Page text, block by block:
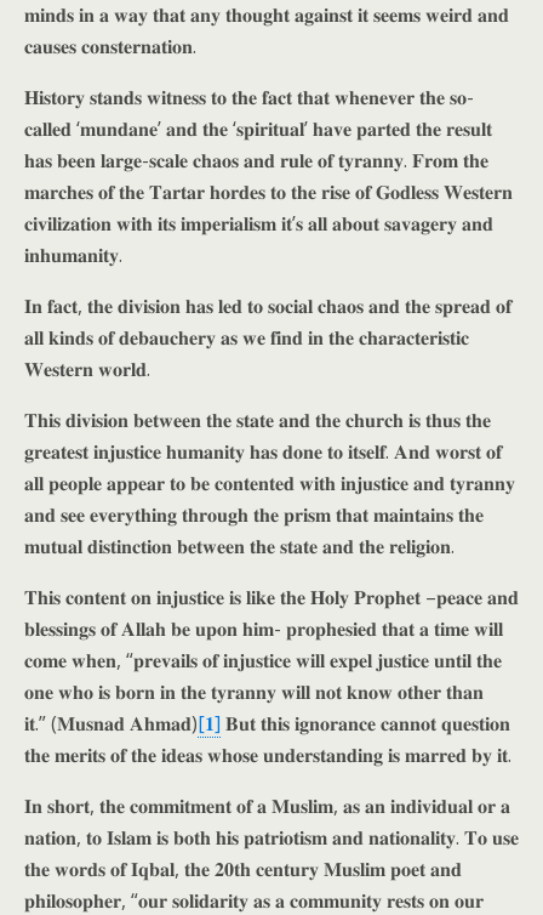
𝐦𝐢𝐧𝐝𝐬 𝐢𝐧 𝐚 𝐰𝐚𝐲 𝐭𝐡𝐚𝐭 𝐚𝐧𝐲 𝐭𝐡𝐨𝐮𝐠𝐡𝐭 𝐚𝐠𝐚𝐢𝐧𝐬𝐭 𝐢𝐭 𝐬𝐞𝐞𝐦𝐬 𝐰𝐞𝐢𝐫𝐝 𝐚𝐧𝐝
𝐜𝐚𝐮𝐬𝐞𝐬 𝐜𝐨𝐧𝐬𝐭𝐞𝐫𝐧𝐚𝐭𝐢𝐨𝐧.
𝐇𝐢𝐬𝐭𝐨𝐫𝐲 𝐬𝐭𝐚𝐧𝐝𝐬 𝐰𝐢𝐭𝐧𝐞𝐬𝐬 𝐭𝐨 𝐭𝐡𝐞 𝐟𝐚𝐜𝐭 𝐭𝐡𝐚𝐭 𝐰𝐡𝐞𝐧𝐞𝐯𝐞𝐫 𝐭𝐡𝐞 𝐬𝐨-
𝐜𝐚𝐥𝐥𝐞𝐝 ‘𝐦𝐮𝐧𝐝𝐚𝐧𝐞’ 𝐚𝐧𝐝 𝐭𝐡𝐞 ‘𝐬𝐩𝐢𝐫𝐢𝐭𝐮𝐚𝐥’ 𝐡𝐚𝐯𝐞 𝐩𝐚𝐫𝐭𝐞𝐝 𝐭𝐡𝐞 𝐫𝐞𝐬𝐮𝐥𝐭
𝐡𝐚𝐬 𝐛𝐞𝐞𝐧 𝐥𝐚𝐫𝐠𝐞-𝐬𝐜𝐚𝐥𝐞 𝐜𝐡𝐚𝐨𝐬 𝐚𝐧𝐝 𝐫𝐮𝐥𝐞 𝐨𝐟 𝐭𝐲𝐫𝐚𝐧𝐧𝐲. 𝐅𝐫𝐨𝐦 𝐭𝐡𝐞
𝐦𝐚𝐫𝐜𝐡𝐞𝐬 𝐨𝐟 𝐭𝐡𝐞 𝐓𝐚𝐫𝐭𝐚𝐫 𝐡𝐨𝐫𝐝𝐞𝐬 𝐭𝐨 𝐭𝐡𝐞 𝐫𝐢𝐬𝐞 𝐨𝐟 𝐆𝐨𝐝𝐥𝐞𝐬𝐬 𝐖𝐞𝐬𝐭𝐞𝐫𝐧
𝐜𝐢𝐯𝐢𝐥𝐢𝐳𝐚𝐭𝐢𝐨𝐧 𝐰𝐢𝐭𝐡 𝐢𝐭𝐬 𝐢𝐦𝐩𝐞𝐫𝐢𝐚𝐥𝐢𝐬𝐦 𝐢𝐭’𝐬 𝐚𝐥𝐥 𝐚𝐛𝐨𝐮𝐭 𝐬𝐚𝐯𝐚𝐠𝐞𝐫𝐲 𝐚𝐧𝐝
𝐢𝐧𝐡𝐮𝐦𝐚𝐧𝐢𝐭𝐲.
𝐈𝐧 𝐟𝐚𝐜𝐭, 𝐭𝐡𝐞 𝐝𝐢𝐯𝐢𝐬𝐢𝐨𝐧 𝐡𝐚𝐬 𝐥𝐞𝐝 𝐭𝐨 𝐬𝐨𝐜𝐢𝐚𝐥 𝐜𝐡𝐚𝐨𝐬 𝐚𝐧𝐝 𝐭𝐡𝐞 𝐬𝐩𝐫𝐞𝐚𝐝 𝐨𝐟
𝐚𝐥𝐥 𝐤𝐢𝐧𝐝𝐬 𝐨𝐟 𝐝𝐞𝐛𝐚𝐮𝐜𝐡𝐞𝐫𝐲 𝐚𝐬 𝐰𝐞 𝐟𝐢𝐧𝐝 𝐢𝐧 𝐭𝐡𝐞 𝐜𝐡𝐚𝐫𝐚𝐜𝐭𝐞𝐫𝐢𝐬𝐭𝐢𝐜
𝐖𝐞𝐬𝐭𝐞𝐫𝐧 𝐰𝐨𝐫𝐥𝐝.
𝐓𝐡𝐢𝐬 𝐝𝐢𝐯𝐢𝐬𝐢𝐨𝐧 𝐛𝐞𝐭𝐰𝐞𝐞𝐧 𝐭𝐡𝐞 𝐬𝐭𝐚𝐭𝐞 𝐚𝐧𝐝 𝐭𝐡𝐞 𝐜𝐡𝐮𝐫𝐜𝐡 𝐢𝐬 𝐭𝐡𝐮𝐬 𝐭𝐡𝐞
𝐠𝐫𝐞𝐚𝐭𝐞𝐬𝐭 𝐢𝐧𝐣𝐮𝐬𝐭𝐢𝐜𝐞 𝐡𝐮𝐦𝐚𝐧𝐢𝐭𝐲 𝐡𝐚𝐬 𝐝𝐨𝐧𝐞 𝐭𝐨 𝐢𝐭𝐬𝐞𝐥𝐟. 𝐀𝐧𝐝 𝐰𝐨𝐫𝐬𝐭 𝐨𝐟
𝐚𝐥𝐥 𝐩𝐞𝐨𝐩𝐥𝐞 𝐚𝐩𝐩𝐞𝐚𝐫 𝐭𝐨 𝐛𝐞 𝐜𝐨𝐧𝐭𝐞𝐧𝐭𝐞𝐝 𝐰𝐢𝐭𝐡 𝐢𝐧𝐣𝐮𝐬𝐭𝐢𝐜𝐞 𝐚𝐧𝐝 𝐭𝐲𝐫𝐚𝐧𝐧𝐲
𝐚𝐧𝐝 𝐬𝐞𝐞 𝐞𝐯𝐞𝐫𝐲𝐭𝐡𝐢𝐧𝐠 𝐭𝐡𝐫𝐨𝐮𝐠𝐡 𝐭𝐡𝐞 𝐩𝐫𝐢𝐬𝐦 𝐭𝐡𝐚𝐭 𝐦𝐚𝐢𝐧𝐭𝐚𝐢𝐧𝐬 𝐭𝐡𝐞
𝐦𝐮𝐭𝐮𝐚𝐥 𝐝𝐢𝐬𝐭𝐢𝐧𝐜𝐭𝐢𝐨𝐧 𝐛𝐞𝐭𝐰𝐞𝐞𝐧 𝐭𝐡𝐞 𝐬𝐭𝐚𝐭𝐞 𝐚𝐧𝐝 𝐭𝐡𝐞 𝐫𝐞𝐥𝐢𝐠𝐢𝐨𝐧.
𝐓𝐡𝐢𝐬 𝐜𝐨𝐧𝐭𝐞𝐧𝐭 𝐨𝐧 𝐢𝐧𝐣𝐮𝐬𝐭𝐢𝐜𝐞 𝐢𝐬 𝐥𝐢𝐤𝐞 𝐭𝐡𝐞 𝐇𝐨𝐥𝐲 𝐏𝐫𝐨𝐩𝐡𝐞𝐭 –𝐩𝐞𝐚𝐜𝐞 𝐚𝐧𝐝
𝐛𝐥𝐞𝐬𝐬𝐢𝐧𝐠𝐬 𝐨𝐟 𝐀𝐥𝐥𝐚𝐡 𝐛𝐞 𝐮𝐩𝐨𝐧 𝐡𝐢𝐦- 𝐩𝐫𝐨𝐩𝐡𝐞𝐬𝐢𝐞𝐝 𝐭𝐡𝐚𝐭 𝐚 𝐭𝐢𝐦𝐞 𝐰𝐢𝐥𝐥
𝐜𝐨𝐦𝐞 𝐰𝐡𝐞𝐧, “𝐩𝐫𝐞𝐯𝐚𝐢𝐥𝐬 𝐨𝐟 𝐢𝐧𝐣𝐮𝐬𝐭𝐢𝐜𝐞 𝐰𝐢𝐥𝐥 𝐞𝐱𝐩𝐞𝐥 𝐣𝐮𝐬𝐭𝐢𝐜𝐞 𝐮𝐧𝐭𝐢𝐥 𝐭𝐡𝐞
𝐨𝐧𝐞 𝐰𝐡𝐨 𝐢𝐬 𝐛𝐨𝐫𝐧 𝐢𝐧 𝐭𝐡𝐞 𝐭𝐲𝐫𝐚𝐧𝐧𝐲 𝐰𝐢𝐥𝐥 𝐧𝐨𝐭 𝐤𝐧𝐨𝐰 𝐨𝐭𝐡𝐞𝐫 𝐭𝐡𝐚𝐧
𝐢𝐭.” (𝐌𝐮𝐬𝐧𝐚𝐝 𝐀𝐡𝐦𝐚𝐝)[𝟏] 𝐁𝐮𝐭 𝐭𝐡𝐢𝐬 𝐢𝐠𝐧𝐨𝐫𝐚𝐧𝐜𝐞 𝐜𝐚𝐧𝐧𝐨𝐭 𝐪𝐮𝐞𝐬𝐭𝐢𝐨𝐧
𝐭𝐡𝐞 𝐦𝐞𝐫𝐢𝐭𝐬 𝐨𝐟 𝐭𝐡𝐞 𝐢𝐝𝐞𝐚𝐬 𝐰𝐡𝐨𝐬𝐞 𝐮𝐧𝐝𝐞𝐫𝐬𝐭𝐚𝐧𝐝𝐢𝐧𝐠 𝐢𝐬 𝐦𝐚𝐫𝐫𝐞𝐝 𝐛𝐲 𝐢𝐭.
𝐈𝐧 𝐬𝐡𝐨𝐫𝐭, 𝐭𝐡𝐞 𝐜𝐨𝐦𝐦𝐢𝐭𝐦𝐞𝐧𝐭 𝐨𝐟 𝐚 𝐌𝐮𝐬𝐥𝐢𝐦, 𝐚𝐬 𝐚𝐧 𝐢𝐧𝐝𝐢𝐯𝐢𝐝𝐮𝐚𝐥 𝐨𝐫 𝐚
𝐧𝐚𝐭𝐢𝐨𝐧, 𝐭𝐨 𝐈𝐬𝐥𝐚𝐦 𝐢𝐬 𝐛𝐨𝐭𝐡 𝐡𝐢𝐬 𝐩𝐚𝐭𝐫𝐢𝐨𝐭𝐢𝐬𝐦 𝐚𝐧𝐝 𝐧𝐚𝐭𝐢𝐨𝐧𝐚𝐥𝐢𝐭𝐲. 𝐓𝐨 𝐮𝐬𝐞
𝐭𝐡𝐞 𝐰𝐨𝐫𝐝𝐬 𝐨𝐟 𝐈𝐪𝐛𝐚𝐥, 𝐭𝐡𝐞 𝟐𝟎𝐭𝐡 𝐜𝐞𝐧𝐭𝐮𝐫𝐲 𝐌𝐮𝐬𝐥𝐢𝐦 𝐩𝐨𝐞𝐭 𝐚𝐧𝐝
𝐩𝐡𝐢𝐥𝐨𝐬𝐨𝐩𝐡𝐞𝐫, “𝐨𝐮𝐫 𝐬𝐨𝐥𝐢𝐝𝐚𝐫𝐢𝐭𝐲 𝐚𝐬 𝐚 𝐜𝐨𝐦𝐦𝐮𝐧𝐢𝐭𝐲 𝐫𝐞𝐬𝐭𝐬 𝐨𝐧 𝐨𝐮𝐫